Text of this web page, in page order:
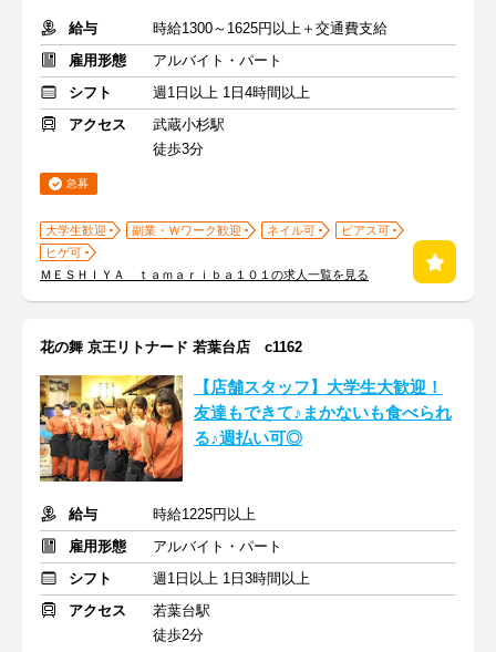
給与
時給1300～1625円以上＋交通費支給
雇用形態
アルバイト・パート
シフト
週1日以上 1日4時間以上
アクセス
武蔵小杉駅
徒歩3分
急募
大学生歓迎 副業・Ｗワーク歓迎 ネイル可
ピアス可
ヒゲ可
ＭＥＳＨＩＹＡ ｔａｍａｒｉｂａ１０１の求人一覧を見る
花の舞 京王リトナード 若葉台店 c1162
【店舗スタッフ】大学生大歓迎！
友達もできて♪まかないも食べられ
る♪週払い可◎
給与
時給1225円以上
雇用形態
アルバイト・パート
シフト
週1日以上 1日3時間以上
アクセス
若葉台駅
徒歩2分